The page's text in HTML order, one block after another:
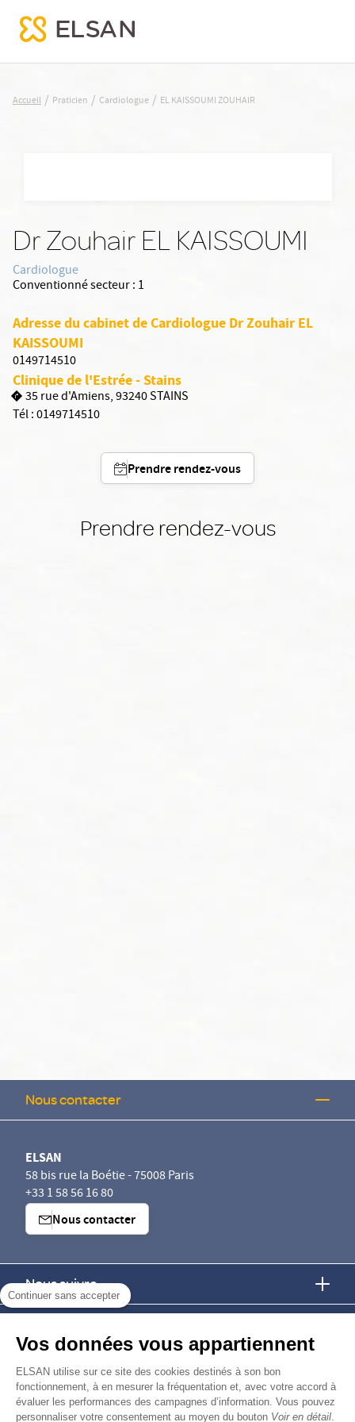
Continuer sans accepter
Vos données vous appartiennent
ELSAN utilise sur ce site des cookies destinés à son bon
fonctionnement, à en mesurer la fréquentation et, avec votre accord à
évaluer les performances des campagnes d’information. Vous pouvez
personnaliser votre consentement au moyen du bouton Voir en détail
EL KAISSOUMI ZOUHAIR
Accueil / Praticien / Cardiologue / EL KAISSOUMI ZOUHAIR
Dr Zouhair EL KAISSOUMI
Cardiologue
Conventionné secteur : 1
Adresse du cabinet de Cardiologue Dr Zouhair EL
KAISSOUMI
0149714510
Clinique de l'Estrée - Stains
35 rue d'Amiens, 93240 STAINS
Tél :0149714510
Prendre rendez-vous
Prendre rendez-vous
Nous contacter
ELSAN
58 bis rue la Boétie - 75008 Paris
+33 1 58 56 16 80
Nous contacter
Nous suivre
Nous rejoindre
Devenir fournisseur